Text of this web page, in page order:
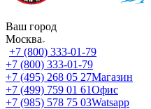
Ваш город
Москва
+7 (800) 333-01-79
+7 (800) 333-01-79
+7 (495) 268 05 27Магазин
+7 (499) 759 01 61Офис
+7 (985) 578 75 03Watsapp